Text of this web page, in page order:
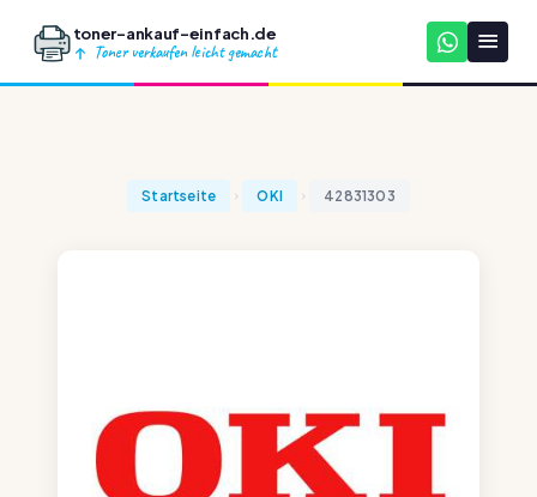
toner-ankauf-einfach.de
Toner verkaufen leicht gemacht
Startseite OKI 42831303